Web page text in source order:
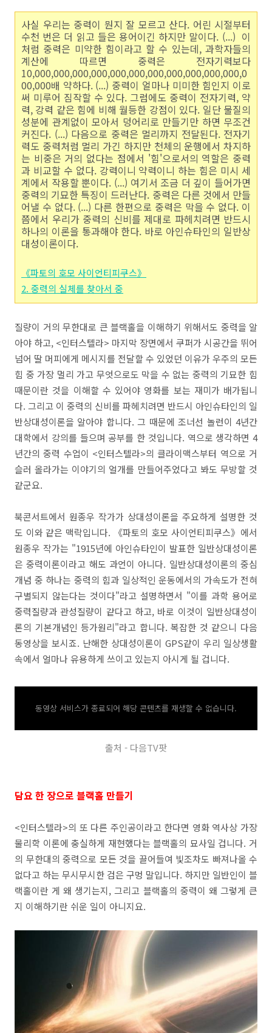
사실 우리는 중력이 뭔지 잘 모르고 산다. 어린 시절부터
수천 번은 더 읽고 들은 용어이긴 하지만 말이다. (...) 이
처럼 중력은 미약한 힘이라고 할 수 있는데, 과학자들의
계산에 따르면 중력은 전자기력보다
10,000,000,000,000,000,000,000,000,000,000,000,0
00,000배 약하다. (...) 중력이 얼마나 미미한 힘인지 이로
써 미루어 짐작할 수 있다. 그럼에도 중력이 전자기력, 약
력, 강력 같은 힘에 비해 월등한 강점이 있다. 일단 물질의
성분에 관계없이 모아서 덩어리로 만들기만 하면 무조건
커진다. (...) 다음으로 중력은 멀리까지 전달된다. 전자기
력도 중력처럼 멀리 가긴 하지만 천체의 운행에서 차지하
는 비중은 거의 없다는 점에서 '힘'으로서의 역할은 중력
과 비교할 수 없다. 강력이니 약력이니 하는 힘은 미시 세
계에서 작용할 뿐이다. (...) 여기서 조금 더 깊이 들어가면
중력의 기묘한 특징이 드러난다. 중력은 다른 것에서 만들
어낼 수 없다. (...) 다른 한편으로 중력은 막을 수 없다. 이
쯤에서 우리가 중력의 신비를 제대로 파헤치려면 반드시
하나의 이론을 통과해야 한다. 바로 아인슈타인의 일반상
대성이론이다.
《파토의 호모 사이언티피쿠스》
2. 중력의 실체를 찾아서 중
질량이 거의 무한대로 큰 블랙홀을 이해하기 위해서도 중력을 알
아야 하고, <인터스텔라> 마지막 장면에서 쿠퍼가 시공간을 뛰어
넘어 딸 머피에게 메시지를 전달할 수 있었던 이유가 우주의 모든
힘 중 가장 멀리 가고 무엇으로도 막을 수 없는 중력의 기묘한 힘
때문이란 것을 이해할 수 있어야 영화를 보는 재미가 배가됩니
다. 그리고 이 중력의 신비를 파헤치려면 반드시 아인슈타인의 일
반상대성이론을 알아야 합니다. 그 때문에 조너선 놀런이 4년간
대학에서 강의를 들으며 공부를 한 것입니다. 역으로 생각하면 4
년간의 중력 수업이 <인터스텔라>의 클라이맥스부터 역으로 거
슬러 올라가는 이야기의 얼개를 만들어주었다고 봐도 무방할 것
같군요.
북콘서트에서 원종우 작가가 상대성이론을 주요하게 설명한 것
도 이와 같은 맥락입니다. 《파토의 호모 사이언티피쿠스》에서
원종우 작가는 "1915년에 아인슈타인이 발표한 일반상대성이론
은 중력이론이라고 해도 과언이 아니다. 일반상대성이론의 중심
개념 중 하나는 중력의 힘과 일상적인 운동에서의 가속도가 전혀
구별되지 않는다는 것이다"라고 설명하면서 "이를 과학 용어로
중력질량과 관성질량이 같다고 하고, 바로 이것이 일반상대성이
론의 기본개념인 등가원리"라고 합니다. 복잡한 것 같으니 다음
동영상을 보시죠. 난해한 상대성이론이 GPS같이 우리 일상생활
속에서 얼마나 유용하게 쓰이고 있는지 아시게 될 겁니다.
동영상 서비스가 종료되어 해당 콘텐츠를 재생할 수 없습니다.
출처 - 다음TV팟
담요 한 장으로 블랙홀 만들기
<인터스텔라>의 또 다른 주인공이라고 한다면 영화 역사상 가장
물리학 이론에 충실하게 재현했다는 블랙홀의 묘사일 겁니다. 거
의 무한대의 중력으로 모든 것을 끌어들여 빛조차도 빠져나올 수
없다고 하는 무시무시한 검은 구멍 말입니다. 하지만 일반인이 블
랙홀이란 게 왜 생기는지, 그리고 블랙홀의 중력이 왜 그렇게 큰
지 이해하기란 쉬운 일이 아니지요.